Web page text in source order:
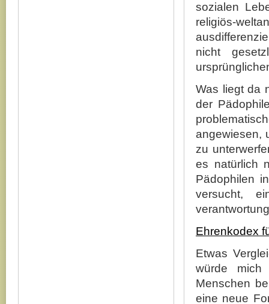
sozialen
religiös-
nicht
Was liegt da
der
angewiesen,
zu
es natürlich
Pädophilen
versucht,
Ehrenkodex
Etwas
würde mich
Menschen
eine neue